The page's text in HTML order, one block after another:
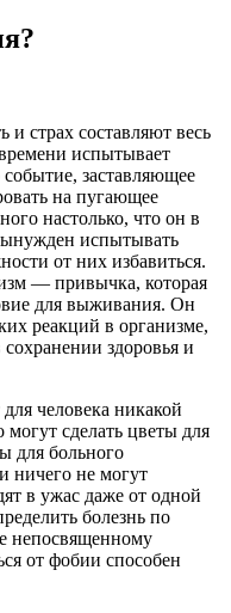
и страх составляют весь
испытывает
заставляющее
на пугающее
настолько, что он в
испытывать
от них избавиться.
— привычка, которая
для выживания. Он
реакций в организме,
сохранении здоровья и
человека никакой
сделать цветы для
для больного
ничего не могут
в ужас даже от одной
болезнь по
непосвященному
от фобии способен